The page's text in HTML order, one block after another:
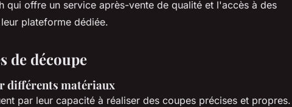
qui offre un service après-vente de qualité et l'accès à des
plateforme dédiée.
de découpe
différents matériaux
par leur capacité à réaliser des coupes précises et propres.